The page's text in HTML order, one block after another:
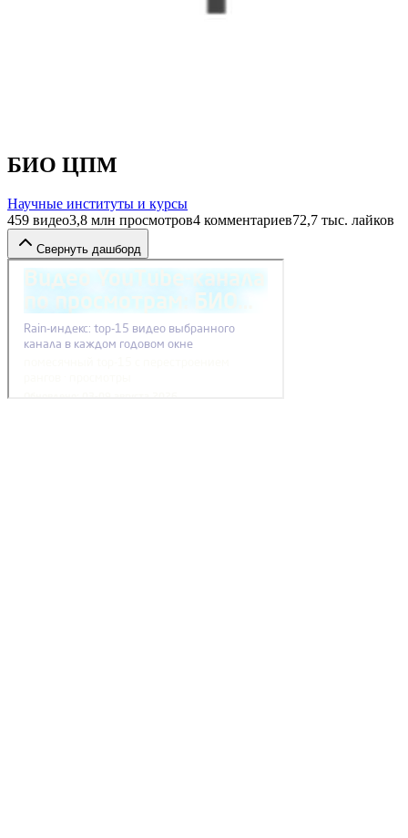
БИО ЦПМ
Научные институты и курсы
459 видео3,8 млн просмотров4 комментариев72,7 тыс. лайков
Свернуть дашборд